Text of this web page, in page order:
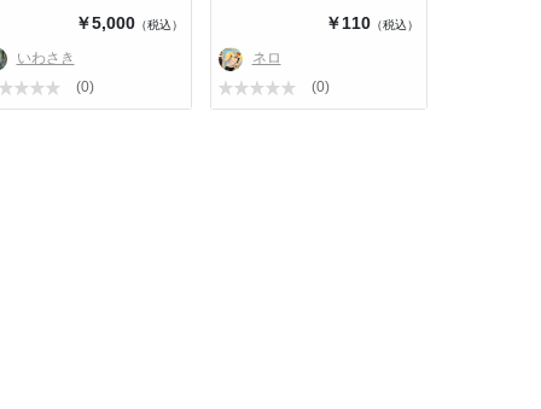
￥5,000（税込）
いわさき
(0)
￥110（税込）
ネロ
(0)